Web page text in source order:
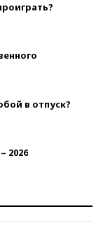
в отпуск?
2026